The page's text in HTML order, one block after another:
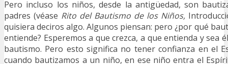
Pero incluso los niños, desde la antigüedad, son
padres (véase Rito del Bautismo de los Niños,
quisiera deciros algo. Algunos piensan: pero ¿por qué
entiende? Esperemos a que crezca, a que entienda y sea
bautismo. Pero esto significa no tener confianza en el
cuando bautizamos a un niño, en ese niño entra el